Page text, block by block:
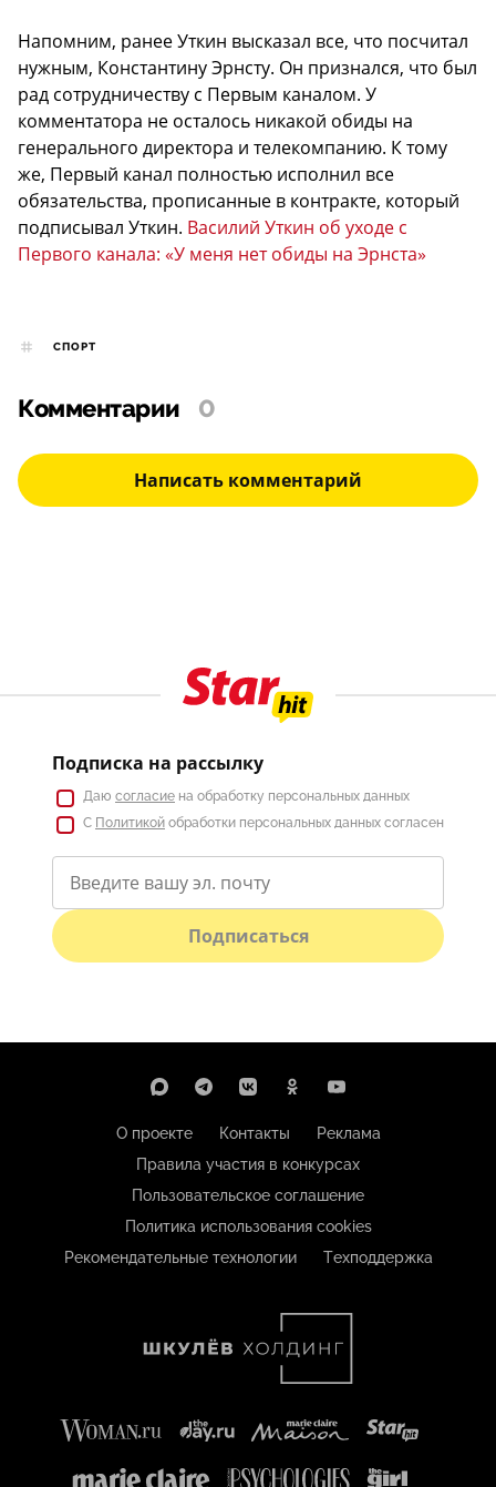
Напомним, ранее Уткин высказал все, что посчитал
нужным, Константину Эрнсту. Он признался, что был
рад сотрудничеству с Первым каналом. У
комментатора не осталось никакой обиды на
генерального директора и телекомпанию. К тому
же, Первый канал полностью исполнил все
обязательства, прописанные в контракте, который
подписывал Уткин. Василий Уткин об уходе с
Первого канала: «У меня нет обиды на Эрнста»
СПОРТ
Комментарии 0
Написать комментарий
Подписка на рассылку
Даю согласие на обработку персональных данных
С Политикой обработки персональных данных согласен
Подписаться
О проекте Контакты
Реклама
Правила участия в конкурсах
Пользовательское соглашение
Политика использования cookies
Рекомендательные технологии
Техподдержка